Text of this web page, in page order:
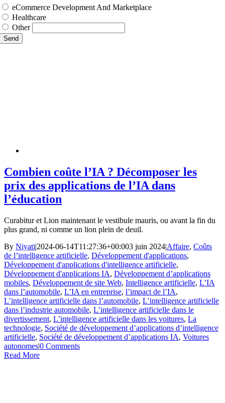
eCommerce Development And Marketplace
Healthcare
Other
Send
Combien coûte l’IA ? Décomposer les
prix des applications de l’IA dans
l’éducation
Curabitur et Lion maintenant le vestibule mauris, ou avant la fin du
plus grand, ni comme un lion plein de deuil.
By Niyati|2024-06-14T11:27:36+00:003 juin 2024|Affaire, Coûts
de l’intelligence artificielle, Développement d'applications,
Développement d'applications d'intelligence artificielle,
Développement d'applications IA, Développement d’applications
mobiles, Développement de site Web, Intelligence artificielle, L’IA
dans l’automobile, L’IA en entreprise, l’impact de l’IA,
L’intelligence artificielle dans l’automobile, L’intelligence artificielle
dans l’industrie automobile, L’intelligence artificielle dans le
divertissement, L’intelligence artificielle dans les voitures, La
technologie, Société de développement d’applications d’intelligence
artificielle, Société de développement d’applications IA, Voitures
autonomes|0 Comments
Read More